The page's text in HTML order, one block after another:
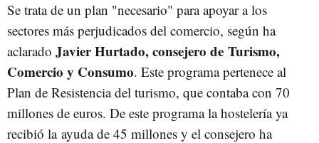
Se trata de un plan "necesario" para apoyar a los
sectores más perjudicados del comercio, según ha
aclarado Javier Hurtado, consejero de Turismo,
Comercio y Consumo. Este programa pertenece al
Plan de Resistencia del turismo, que contaba con 70
millones de euros. De este programa la hostelería ya
recibió la ayuda de 45 millones y el consejero ha